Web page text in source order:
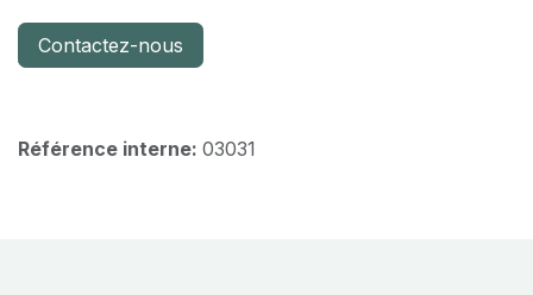
Contactez-nous
Référence interne: 03031